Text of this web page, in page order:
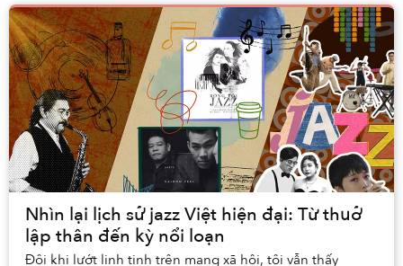
Nhìn lại lịch sử jazz Việt hiện đại: Từ thuở
lập thân đến kỳ nổi loạn
Đôi khi lướt linh tinh trên mạng xã hội, tôi vẫn thấy